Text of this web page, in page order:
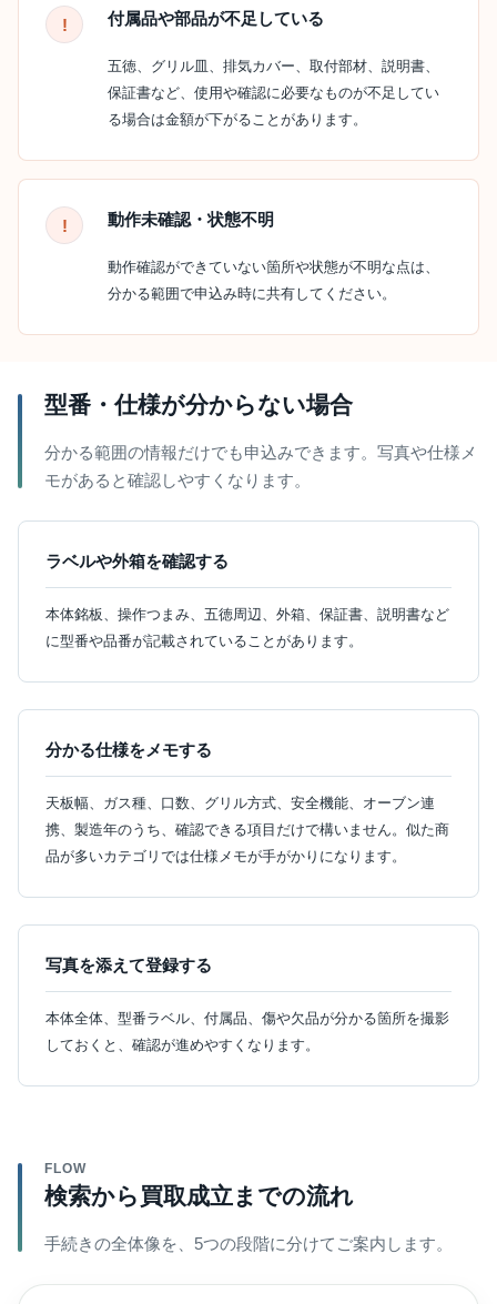
付属品や部品が不足している
五徳、グリル皿、排気カバー、取付部材、説明書、
保証書など、使用や確認に必要なものが不足してい
る場合は金額が下がることがあります。
動作未確認・状態不明
動作確認ができていない箇所や状態が不明な点は、
分かる範囲で申込み時に共有してください。
型番・仕様が分からない場合
分かる範囲の情報だけでも申込みできます。写真や仕様メ
モがあると確認しやすくなります。
ラベルや外箱を確認する
本体銘板、操作つまみ、五徳周辺、外箱、保証書、説明書など
に型番や品番が記載されていることがあります。
分かる仕様をメモする
天板幅、ガス種、口数、グリル方式、安全機能、オーブン連
携、製造年のうち、確認できる項目だけで構いません。似た商
品が多いカテゴリでは仕様メモが手がかりになります。
写真を添えて登録する
本体全体、型番ラベル、付属品、傷や欠品が分かる箇所を撮影
しておくと、確認が進めやすくなります。
FLOW
検索から買取成立までの流れ
手続きの全体像を、5つの段階に分けてご案内します。